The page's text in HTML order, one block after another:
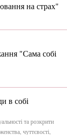
на страх"
"Сама собі
в собі
та розкрити
чуттєвості,